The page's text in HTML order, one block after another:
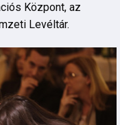
Központ, az
Levéltár.